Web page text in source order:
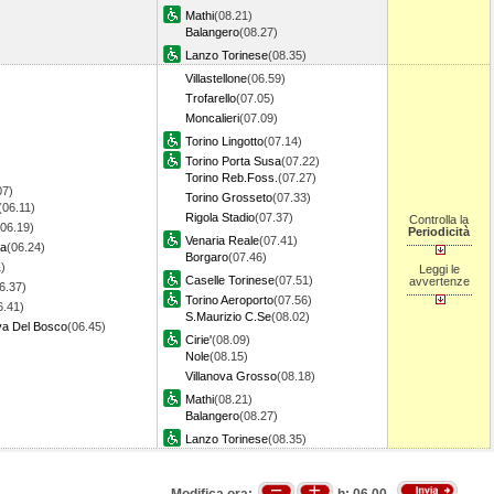
Mathi(08.21)
Balangero(08.27)
Lanzo Torinese(08.35)
(06.24)
Del Bosco(06.45)
Villastellone(06.59)
Trofarello(07.05)
Moncalieri(07.09)
Torino Lingotto(07.14)
Torino Porta Susa(07.22)
Torino Reb.Foss. (07.27)
Torino Grosseto(07.33)
Rigola Stadio(07.37)
Venaria Reale(07.41)
Borgaro(07.46)
Caselle Torinese(07.51)
Torino Aeroporto(07.56)
S.Maurizio C.Se(08.02)
Cirie'(08.09)
Nole(08.15)
Villanova Grosso(08.18)
Mathi(08.21)
Balangero(08.27)
Lanzo Torinese(08.35)
Controlla la
Periodicità
Leggi le
avvertenze